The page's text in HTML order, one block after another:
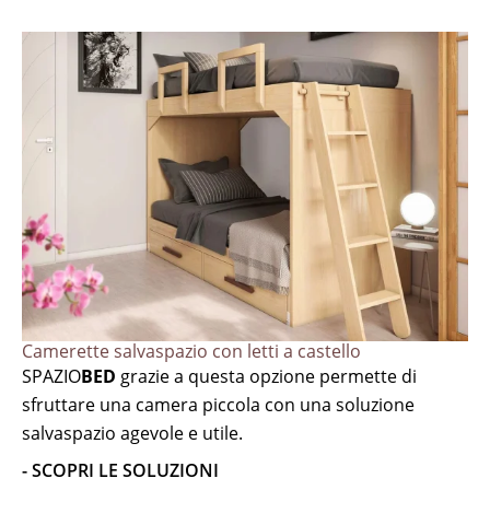
Camerette salvaspazio con letti a castello
SPAZIOBED grazie a questa opzione permette di
sfruttare una camera piccola con una soluzione
salvaspazio agevole e utile.
- SCOPRI LE SOLUZIONI